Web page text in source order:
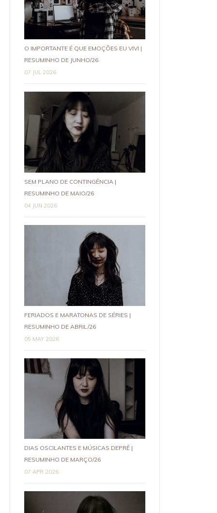
O IMPORTANTE É QUE EMOÇÕES EU VIVI |
RESUMINHO DE JUNHO/26
07 JUL 2026
SEM PLANO DE CONTINGÊNCIA |
RESUMINHO DE MAIO/26
04 JUN 2026
FERIADOS E MARATONAS DE SÉRIES |
RESUMINHO DE ABRIL/26
05 MAY 2026
DIAS OSCILANTES E MÚSICAS DEPRÊ |
RESUMINHO DE MARÇO/26
07 APR 2026